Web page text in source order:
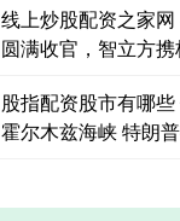
线上炒股配资之家
圆满收官，智立方
股指配资股市有哪
霍尔木兹海峡 特朗